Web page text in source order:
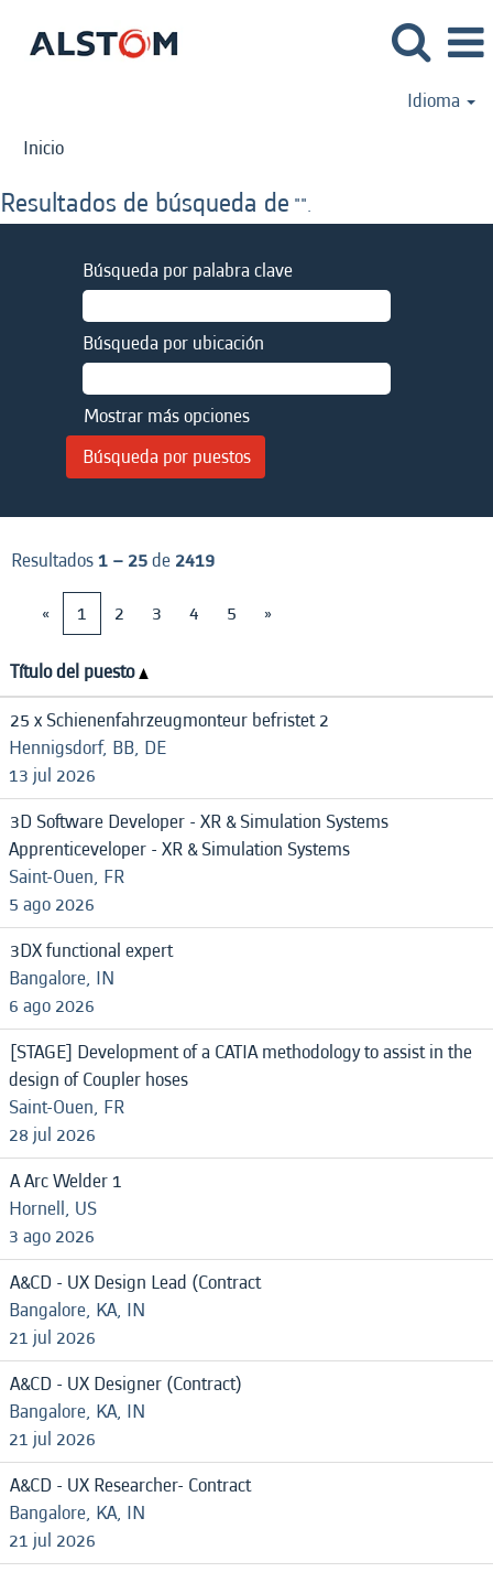
Idioma
Inicio
Resultados de búsqueda de "".
Búsqueda por palabra clave
Búsqueda por ubicación
Mostrar más opciones
Resultados1 – 25de 2419
«
1 2 3 4 5 »
Título del puesto
25 x Schienenfahrzeugmonteur befristet 2
Hennigsdorf, BB, DE
13 jul 2026
3D Software Developer - XR & Simulation Systems
Apprenticeveloper - XR & Simulation Systems
Saint-Ouen, FR
5 ago 2026
3DX functional expert
Bangalore, IN
6 ago 2026
[STAGE] Development of a CATIA methodology to assist in the
design of Coupler hoses
Saint-Ouen, FR
28 jul 2026
A Arc Welder 1
Hornell, US
3 ago 2026
A&CD - UX Design Lead (Contract
Bangalore, KA, IN
21 jul 2026
A&CD - UX Designer (Contract)
Bangalore, KA, IN
21 jul 2026
A&CD - UX Researcher- Contract
Bangalore, KA, IN
21 jul 2026